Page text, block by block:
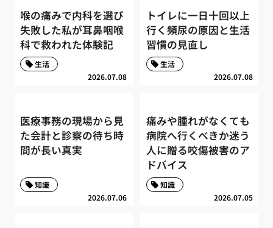
喉の痛みで内科を選び
失敗した私が耳鼻咽喉
科で救われた体験記
2026.07.08
生活
トイレに一日十回以上
行く頻尿の原因と生活
習慣の見直し
2026.07.08
生活
医療事務の現場から見
た会計と診察の待ち時
間が長い真実
2026.07.06
知識
痛みや腫れがなくても
病院へ行くべきか迷う
人に贈る咬傷被害のア
ドバイス
2026.07.05
知識